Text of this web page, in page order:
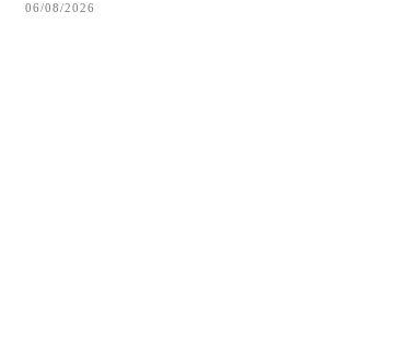
06/08/2026